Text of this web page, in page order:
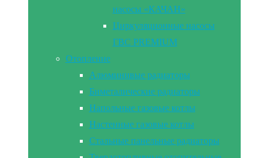
насосы «КАЧАН»
Циркуляционные насосы
ГВС PREMIUM
Отопление
Алюминивые радиаторы
Биметалические радиаторы
Напольные газовые котлы
Настенные газовые котлы
Стальные панельные радиаторы